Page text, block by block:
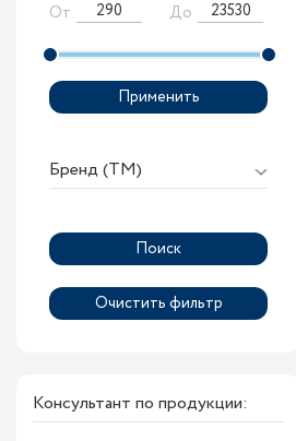
От До
Применить
Бренд (ТМ)
Консультант по продукции: